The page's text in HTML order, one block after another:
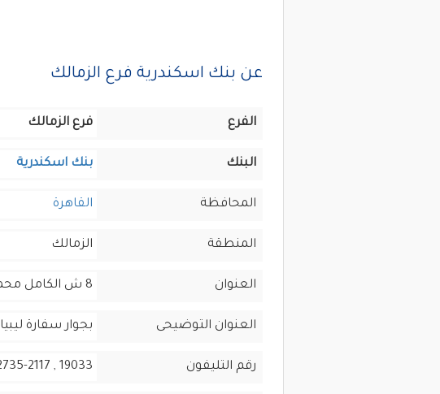
عن بنك اسكندرية فرع الزمالك
الفرع فرع الزمالك
البنك بنك اسكندرية
المحافظة القاهرة
المنطقة الزمالك
العنوان 8 ش الكامل محمد
العنوان التوضيحى بجوار سفارة ليبيا
رقم التليفون 19033 , 02-2735-2117 , 02-2736-3275